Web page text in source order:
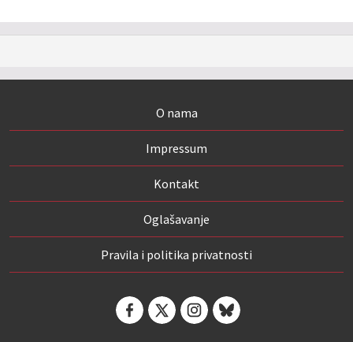
O nama
Impressum
Kontakt
Oglašavanje
Pravila i politika privatnosti